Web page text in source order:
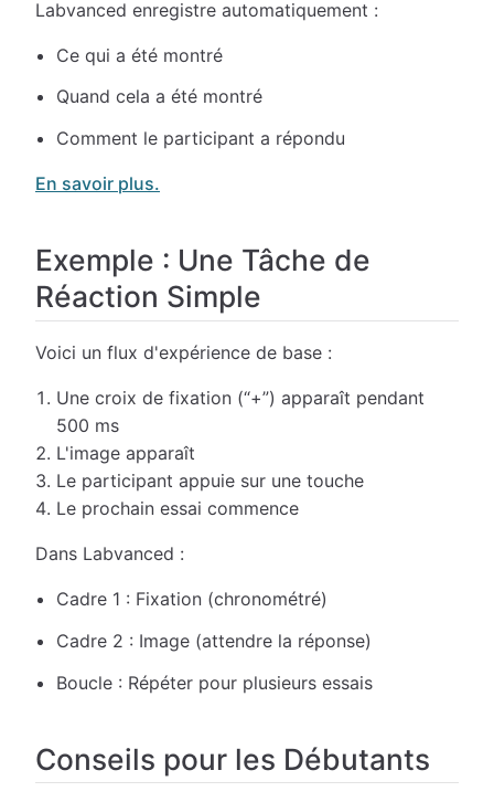
Labvanced enregistre automatiquement :
Ce qui a été montré
Quand cela a été montré
Comment le participant a répondu
En savoir plus.
Exemple : Une Tâche de
Réaction Simple
Voici un flux d'expérience de base :
Une croix de fixation (“+”) apparaît pendant
500 ms
L'image apparaît
Le participant appuie sur une touche
Le prochain essai commence
Dans Labvanced :
Cadre 1 : Fixation (chronométré)
Cadre 2 : Image (attendre la réponse)
Boucle : Répéter pour plusieurs essais
Conseils pour les Débutants